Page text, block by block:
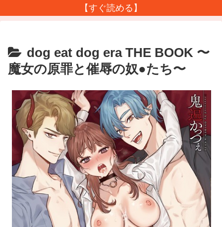
【すぐ読める】
dog eat dog era THE BOOK 〜
魔女の原罪と催辱の奴●たち〜